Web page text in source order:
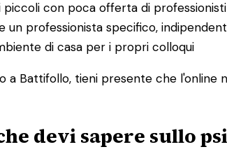
piccoli con poca offerta di professionisti
un professionista specifico,
di casa per i propri colloqui
a Battifollo, tieni presente che
devi sapere sullo